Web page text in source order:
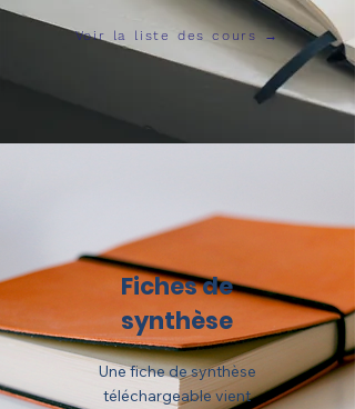
Voir la liste des cours →
Fiches de
synthèse
Une fiche de synthèse
téléchargeable vient